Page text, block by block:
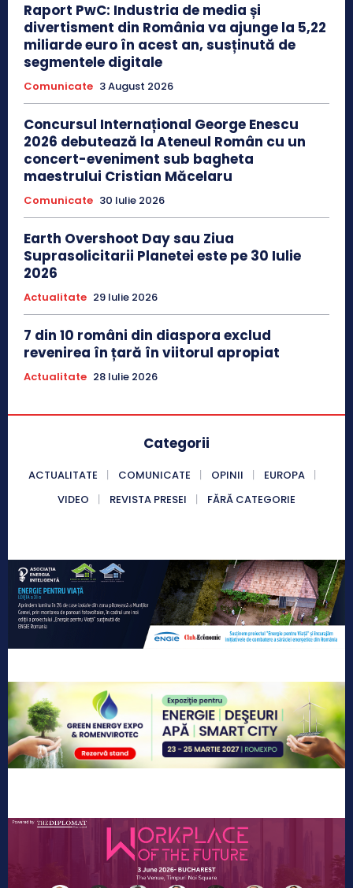
Raport PwC: Industria de media și
divertisment din România va ajunge la 5,22
miliarde euro în acest an, susținută de
segmentele digitale
Comunicate 3 August 2026
Concursul Internațional George Enescu
2026 debutează la Ateneul Român cu un
concert-eveniment sub bagheta
maestrului Cristian Măcelaru
Comunicate 30 Iulie 2026
Earth Overshoot Day sau Ziua
Suprasolicitarii Planetei este pe 30 Iulie
2026
Actualitate 29 Iulie 2026
7 din 10 români din diaspora exclud
revenirea în țară în viitorul apropiat
Actualitate 28 Iulie 2026
Categorii
ACTUALITATE COMUNICATE OPINII
EUROPA
VIDEO
REVISTA PRESEI FĂRĂ CATEGORIE